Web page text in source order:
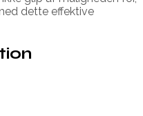
dette effektive